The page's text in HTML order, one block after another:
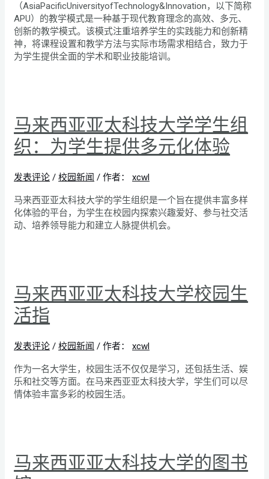
（AsiaPacificUniversityofTechnology&Innovation，以下简称
APU）的教学模式是一种基于现代教育理念的高效、多元、
创新的教学模式。该模式注重培养学生的实践能力和创新精
神，将课程设置和教学方法与实际市场需求相结合，致力于
为学生提供全面的学术和职业技能培训。
马来西亚亚太科技大学学生组
织：为学生提供多元化体验
发表评论 /校园新闻 / 作者： xcwl
马来西亚亚太科技大学的学生组织是一个旨在提供丰富多样
化体验的平台，为学生在校园内探索兴趣爱好、参与社交活
动、培养领导能力和建立人脉提供机会。
马来西亚亚太科技大学校园生
活指
发表评论 /校园新闻 / 作者： xcwl
作为一名大学生，校园生活不仅仅是学习，还包括生活、娱
乐和社交等方面。在马来西亚亚太科技大学，学生们可以尽
情体验丰富多彩的校园生活。
马来西亚亚太科技大学的图书